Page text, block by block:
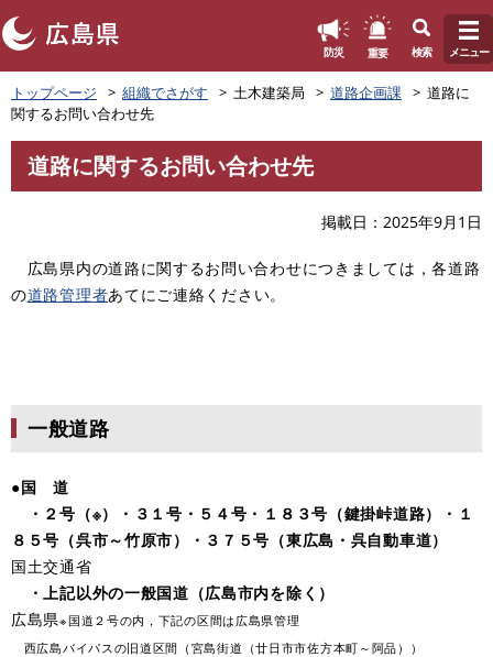
ペ
ー
ジ
の
頭
防災 重要 検索 メニュー
トップページ 組織でさがす 土木建築局 道路企画課
道路に
関するお問い合わせ先
文
道路に関するお問い合わせ先
掲載日 2025年9月1日
広島県内の道路に関するお問い合わせにつきましては，各道路
の道路管理者あてにご連絡ください。
一般道路
●国 道
・２号（※）・３１号・５４号・１８３号（鍵掛峠道路）・１
８５号（呉市～竹原市）・３７５号（東広島・呉自動車道）
国土交通省
・上記以外の一般国道（広島市内を除く）
広島県※国道２号の内，下記の区間は広島県管理
西広島バイパスの旧道区間（宮島街道（廿日市市佐方本町～阿品））